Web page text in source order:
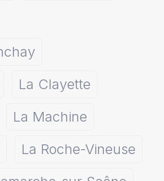
La Clayette
La Machine
La Roche-Vineuse